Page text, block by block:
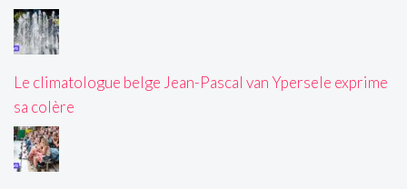
Le climatologue belge Jean-Pascal van Ypersele exprime
sa colère